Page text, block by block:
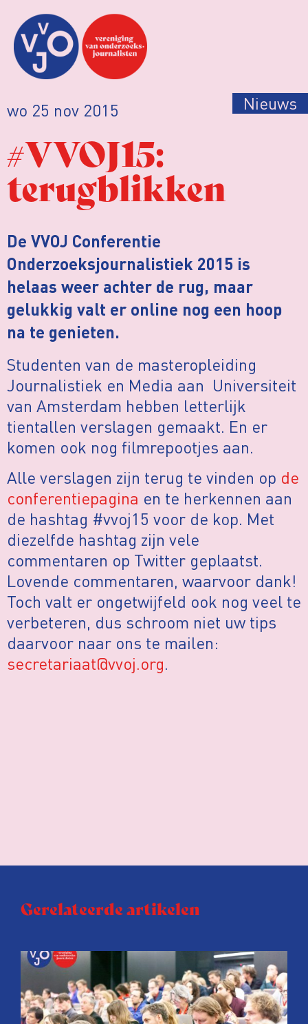
wo 25 nov 2015 Nieuws
#VVOJ15:
terugblikken
De VVOJ Conferentie
Onderzoeksjournalistiek 2015 is
helaas weer achter de rug, maar
gelukkig valt er online nog een hoop
na te genieten.
Studenten van de masteropleiding
Journalistiek en Media aan Universiteit
van Amsterdam hebben letterlijk
tientallen verslagen gemaakt. En er
komen ook nog filmrepootjes aan.
Alle verslagen zijn terug te vinden op de
conferentiepagina en te herkennen aan
de hashtag #vvoj15 voor de kop. Met
diezelfde hashtag zijn vele
commentaren op Twitter geplaatst.
Lovende commentaren, waarvoor dank!
Toch valt er ongetwijfeld ook nog veel te
verbeteren, dus schroom niet uw tips
daarvoor naar ons te mailen:
secretariaat@vvoj.org.
Gerelateerde artikelen